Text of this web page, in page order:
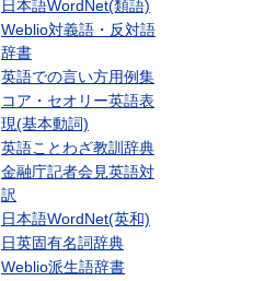
日本語WordNet(類語)
Weblio対義語・反対語
辞書
英語での言い方用例集
コア・セオリー英語表
現(基本動詞)
英語ことわざ教訓辞典
金融庁記者会見英語対
訳
日本語WordNet(英和)
日英固有名詞辞典
Weblio派生語辞書